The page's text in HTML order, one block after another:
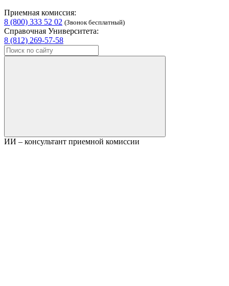
Приемная комиссия:
8 (800) 333 52 02 (Звонок бесплатный)
Справочная Университета:
8 (812) 269-57-58
ИИ – консультант приемной комиссии